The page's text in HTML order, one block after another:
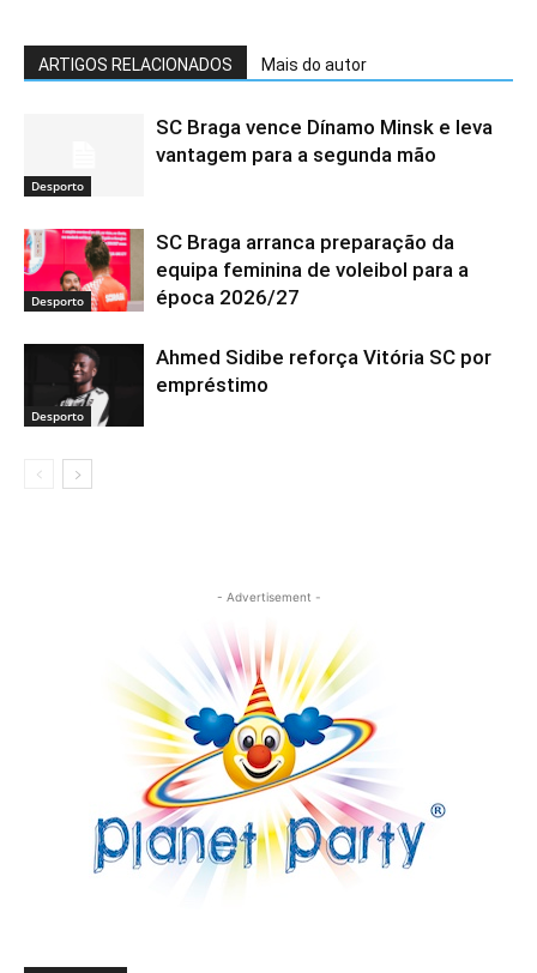
ARTIGOS RELACIONADOS Mais do autor
Desporto
SC Braga vence Dínamo Minsk e leva
vantagem para a segunda mão
Desporto
SC Braga arranca preparação da
equipa feminina de voleibol para a
época 2026/27
Desporto
Ahmed Sidibe reforça Vitória SC por
empréstimo
- Advertisement -